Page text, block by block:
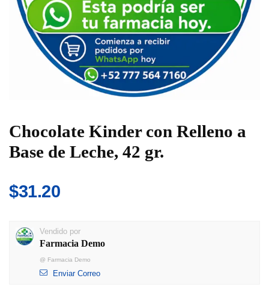
Chocolate Kinder con Relleno a
Base de Leche, 42 gr.
$31.20
Vendido por
Farmacia Demo
@ Farmacia Demo
Enviar Correo